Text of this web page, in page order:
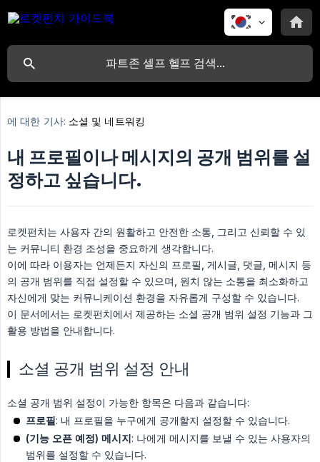
에 대한 기사: 소셜 및 네트워킹
내 프로필이나 메시지의 공개 범위를 설
정하고 싶습니다.
로켓펀치는 사용자 간의 원활하고 안전한 소통, 그리고 신뢰할 수 있
는 커뮤니티 환경 조성을 중요하게 생각합니다.
이에 따라 이용자는 언제든지 자신의 프로필, 게시글, 댓글, 메시지 등
의 공개 범위를 직접 설정할 수 있으며, 원치 않는 소통을 최소화하고
자신에게 맞는 커뮤니케이션 환경을 자유롭게 구성할 수 있습니다.
이 문서에서는 로켓펀치에서 제공하는 소셜 공개 범위 설정 기능과 그
활용 방법을 안내합니다.
소셜 공개 범위 설정 안내
소셜 공개 범위 설정이 가능한 항목은 다음과 같습니다:
프로필: 내 프로필을 누구에게 공개할지 설정할 수 있습니다.
(기능 오픈 예정) 메시지: 나에게 메시지를 보낼 수 있는 사용자의
범위를 설정할 수 있습니다.